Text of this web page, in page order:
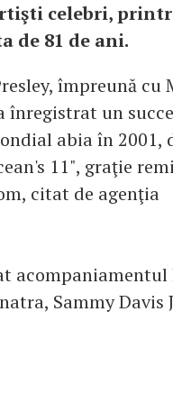
celebri,
de 81 de ani.
împreună cu
înregistrat un
abia în 2001,
11", graţie
citat de agenţia
acompaniamentul
Sammy Davis